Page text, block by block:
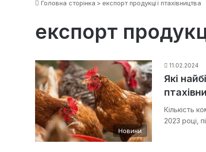
Головна сторінка > експорт продукції птахівництва
експорт
Новини
11.02.2024
Які
Кількість
2023 році,